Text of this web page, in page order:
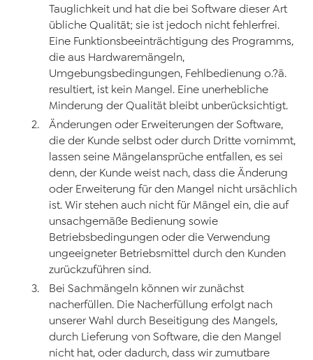
Tauglichkeit und hat die bei Software dieser Art
übliche Qualität; sie ist jedoch nicht fehlerfrei.
Eine Funktionsbeeinträchtigung des Programms,
die aus Hardwaremängeln,
Umgebungsbedingungen, Fehlbedienung o.?ä.
resultiert, ist kein Mangel. Eine unerhebliche
Minderung der Qualität bleibt unberücksichtigt.
Änderungen oder Erweiterungen der Software,
die der Kunde selbst oder durch Dritte vornimmt,
lassen seine Mängelansprüche entfallen, es sei
denn, der Kunde weist nach, dass die Änderung
oder Erweiterung für den Mangel nicht ursächlich
ist. Wir stehen auch nicht für Mängel ein, die auf
unsachgemäße Bedienung sowie
Betriebsbedingungen oder die Verwendung
ungeeigneter Betriebsmittel durch den Kunden
zurückzuführen sind.
Bei Sachmängeln können wir zunächst
nacherfüllen. Die Nacherfüllung erfolgt nach
unserer Wahl durch Beseitigung des Mangels,
durch Lieferung von Software, die den Mangel
nicht hat, oder dadurch, dass wir zumutbare